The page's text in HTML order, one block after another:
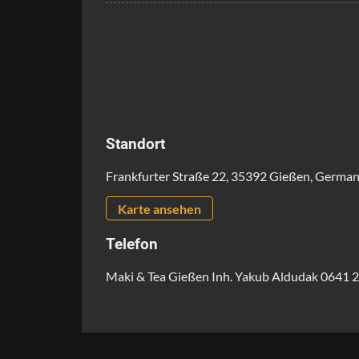
Standort
Frankfurter Straße 22, 35392 Gießen,
Karte ansehen
Telefon
Maki & Tea Gießen Inh. Yakub Aldudak 0641